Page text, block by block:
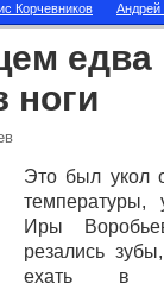
Корчевников
едва
ноги
Это был укол
температуры,
Иры
резались
ехать в